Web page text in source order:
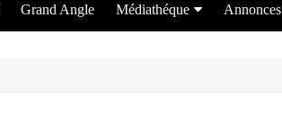
Grand Angle Médiathéque Annonces